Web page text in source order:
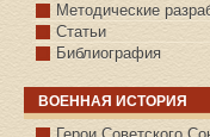
Методические
Статьи
Библиография
ВОЕННАЯ ИСТОРИЯ
С.КАЗАНСКОЕ